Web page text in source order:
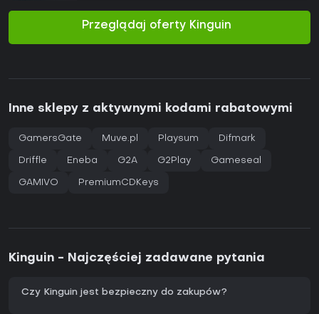
Przeglądaj oferty Kinguin
Inne sklepy z aktywnymi kodami rabatowymi
GamersGate Muve.pl Playsum Difmark
Driffle Eneba G2A G2Play Gameseal
GAMIVO PremiumCDKeys
Kinguin - Najczęściej zadawane pytania
Czy Kinguin jest bezpieczny do zakupów?